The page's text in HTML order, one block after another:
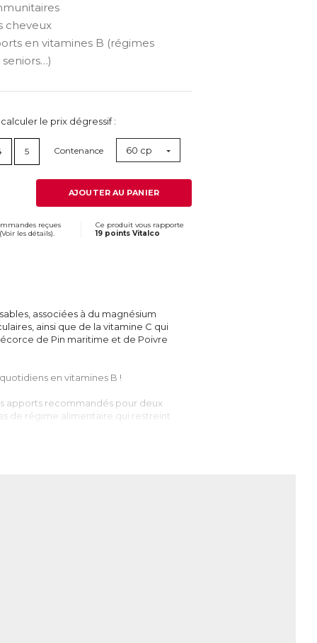
cheveux
en vitamines B (régimes
le prix dégressif :
5 Contenance 60 cp
AJOUTER AU PANIER
reçues
Voir les détails).
Ce produit vous rapporte
19 points Vitalco
associées à du magnésium
ainsi que de la vitamine C qui
de Pin maritime et de Poivre
en vitamines B !
apports recommandés pour deux
de régime alimentaire qui restreint
en vitamines B peut
B12 n’est présente que dans les
des vitamines B par l’organisme
en vitamines B, notamment B2, B9 et
fatigue.